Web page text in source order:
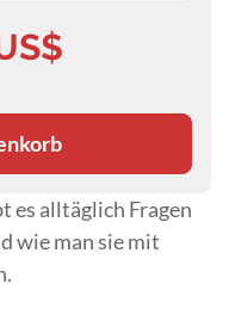
es alltäglich Fragen
wie man sie mit